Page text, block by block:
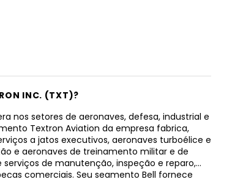
INC. (TXT)?
nos setores de aeronaves, defesa, industrial e
Textron Aviation da empresa fabrica,
a jatos executivos, aeronaves turboélice e
e aeronaves de treinamento militar e de
de manutenção, inspeção e reparo,
comerciais. Seu segmento Bell fornece
e comerciais, aeronaves tiltrotor e peças de